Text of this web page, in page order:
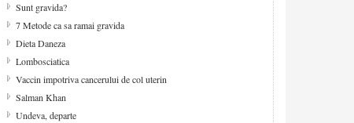
De ce apare celulita?
Cum sa ai un par fara varfuri despicate
Strategii contra celulitei
Aspecte de retinut pentru camera copilului
Despre sex
Solarul - pretul gambelor aurii
Migrena